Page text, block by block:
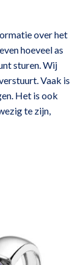
over het
hoeveel as
sturen. Wij
Vaak is
Het is ook
te zijn,